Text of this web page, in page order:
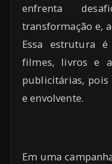
enfrenta
transformação e,
Essa estrutura
filmes, livros e
publicitárias,
e envolvente.
Em uma